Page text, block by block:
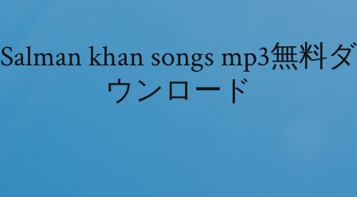
Salman khan songs mp3無料ダ
ウンロード